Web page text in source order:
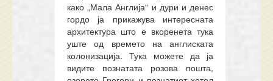
како „Мала Англија“ и дури и денес
гордо ја прикажува интересната
архитектура што е вкоренета тука
уште од времето на англиската
колонизација. Тука можете да ја
видите познатата розова пошта,